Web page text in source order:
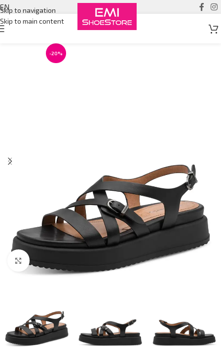
Skip to navigation
Skip to main content
EN
-20%
Click to enlarge